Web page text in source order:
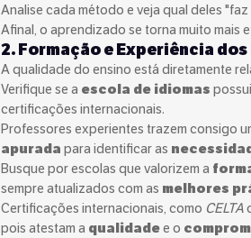
Analise cada método e veja qual deles
Afinal, o aprendizado se torna muito mais
2. Formação e Experiência
A qualidade do ensino está diretamente
Verifique se a escola de idiomas
certificações internacionais.
Professores experientes trazem consigo
apurada para identificar as
Busque por escolas que valorizem a
sempre atualizados com as melhores
Certificações internacionais, como CELTA
pois atestam a qualidadee o